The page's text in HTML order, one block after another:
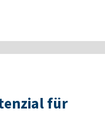
für